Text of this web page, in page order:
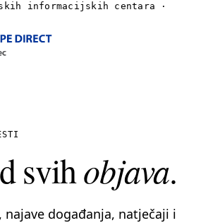
informacijskih centara ·
svihobjava.
najave događanja, natječaji i